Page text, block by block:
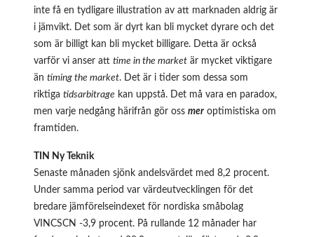
inte få en tydligare illustration av att marknaden aldrig är
i jämvikt. Det som är dyrt kan bli mycket dyrare och det
som är billigt kan bli mycket billigare. Detta är också
varför vi anser att time in the market är mycket viktigare
än timing the market. Det är i tider som dessa som
riktiga tidsarbitrage kan uppstå. Det må vara en paradox,
men varje nedgång härifrån gör oss mer optimistiska om
framtiden.
TIN Ny Teknik
Senaste månaden sjönk andelsvärdet med 8,2 procent.
Under samma period var värdeutvecklingen för det
bredare jämförelseindexet för nordiska småbolag
VINCSCN -3,9 procent. På rullande 12 månader har